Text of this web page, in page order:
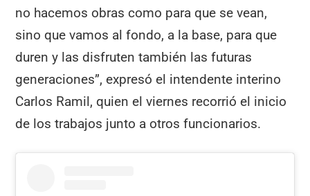
no hacemos obras como para que se vean,
sino que vamos al fondo, a la base, para que
duren y las disfruten también las futuras
generaciones”, expresó el intendente interino
Carlos Ramil, quien el viernes recorrió el inicio
de los trabajos junto a otros funcionarios.